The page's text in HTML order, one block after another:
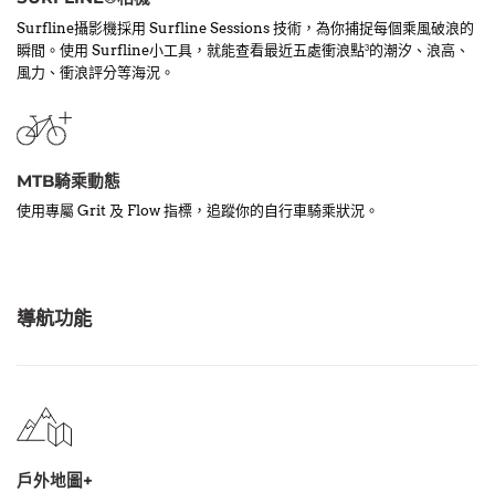
Surfline攝影機採用 Surfline Sessions 技術，為你捕捉每個乘風破浪的
瞬間。使用 Surfline小工具，就能查看最近五處衝浪點3的潮汐、浪高、
風力、衝浪評分等海況。
MTB騎乘動態
使用專屬 Grit 及 Flow 指標，追蹤你的自行車騎乘狀況。
導航功能
戶外地圖+